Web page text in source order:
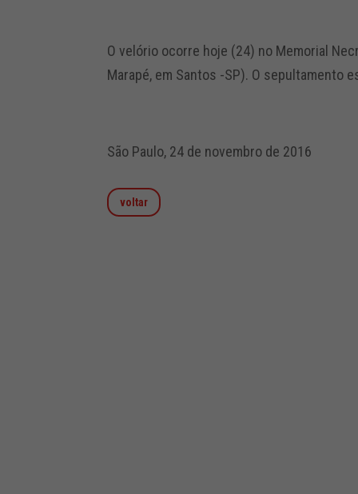
O velório ocorre hoje (24) no Memorial
Marapé, em Santos -SP). O sepultamento
São Paulo, 24 de novembro de 2016
voltar